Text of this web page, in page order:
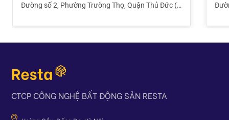
Đường số 2, Phường Trường Thọ, Quận Thủ Đức (TP. Thủ Đức) ,
CTCP CÔNG NGHỆ BẤT ĐỘNG SẢN RESTA